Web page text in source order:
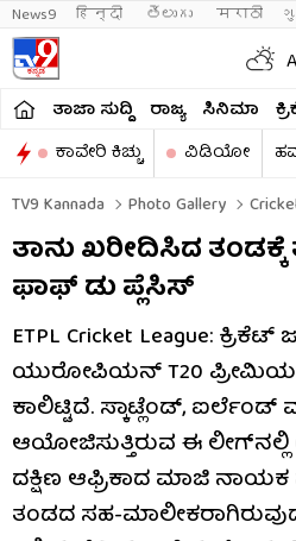
News9 हिन्दी తెలుగు मराठी
ತಾಜಾ ಸುದ್ದಿ ರಾಜ್ಯ ಸಿನಿಮಾ
ಕಾವೇರಿ ಕಿಚ್ಚು
ವಿಡಿಯೋ
TV9 Kannada
Photo Gallery
ತಾನು ಖರೀದಿಸಿದ
ಫಾಫ್ ಡು ಪ್ಲೆಸಿಸ್
ETPL Cricket League: ಕ್ರಿಕೆಟ್
ಯುರೋಪಿಯನ್ T20 ಪ್ರೀಮಿಯರ್
ಕಾಲಿಟ್ಟಿದೆ. ಸ್ಕಾಟ್ಲೆಂಡ್, ಐರ್ಲೆಂಡ್
ಆಯೋಜಿಸುತ್ತಿರುವ ಈ ಲೀಗ್​ನಲ್ಲಿ
ದಕ್ಷಿಣ ಆಫ್ರಿಕಾದ ಮಾಜಿ ನಾಯಕ
ತಂಡದ ಸಹ-